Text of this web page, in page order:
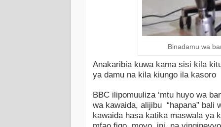
Binadamu wa
Anakaribia kuwa kama sisi kila
ya damu na kila kiungo ila kasoro
BBC ilipomuuliza ‘mtu huyo wa
wa kawaida, alijibu “hapana” bali
kawaida hasa katika maswala ya